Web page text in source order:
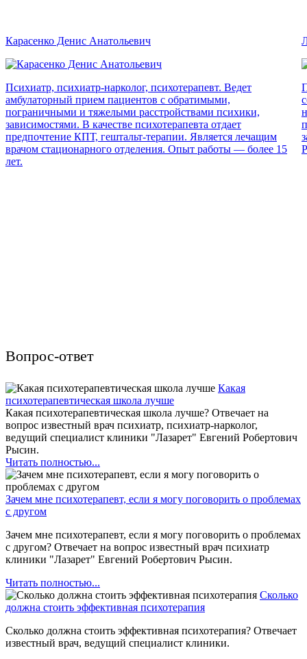
Карасенко Денис Анатольевич
Психиатр, психиатр-нарколог, психотерапевт. Ведет
амбулаторный прием пациентов с обратимыми,
пограничными и тяжелыми расстройствами психики,
зависимостями. В качестве психотерапевта отдает
предпочтение КПТ, гештальт-терапии. Является лечащим
врачом стационарного отделения. Опыт работы — более 15
лет.
Вопрос-ответ
Какая
психотерапевтическая школа лучше
Какая психотерапевтическая школа лучше? Отвечает на
вопрос известный врач психиатр, психиатр-нарколог,
ведущий специалист клиники "Лазарет" Евгений Робертович
Рысин.
Читать полностью...
Зачем мне психотерапевт, если я могу поговорить о проблемах
с другом
Зачем мне психотерапевт, если я могу поговорить о проблемах
с другом? Отвечает на вопрос известный врач психиатр
клиники "Лазарет" Евгений Робертович Рысин.
Читать полностью...
Сколько
должна стоить эффективная психотерапия
Сколько должна стоить эффективная психотерапия? Отвечает
известный врач, ведущий специалист клиники.